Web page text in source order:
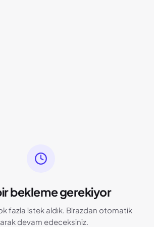
bekleme gerekiyor
fazla istek aldık. Birazdan otomatik
devam edeceksiniz.